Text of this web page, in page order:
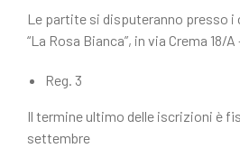
Le partite si disputeranno presso i
“La Rosa Bianca”, in via Crema 18/
Reg. 3
Il termine ultimo delle iscrizioni è
settembre